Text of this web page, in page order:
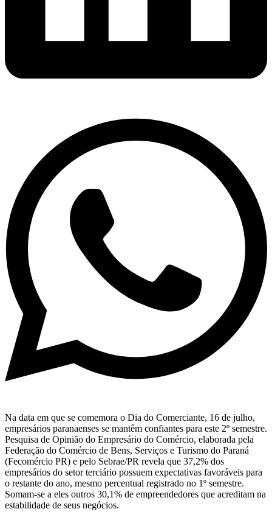
Na data em que se comemora o Dia do Comerciante, 16 de julho,
empresários paranaenses se mantêm confiantes para este 2º semestre.
Pesquisa de Opinião do Empresário do Comércio, elaborada pela
Federação do Comércio de Bens, Serviços e Turismo do Paraná
(Fecomércio PR) e pelo Sebrae/PR revela que 37,2% dos
empresários do setor terciário possuem expectativas favoráveis para
o restante do ano, mesmo percentual registrado no 1º semestre.
Somam-se a eles outros 30,1% de empreendedores que acreditam na
estabilidade de seus negócios.